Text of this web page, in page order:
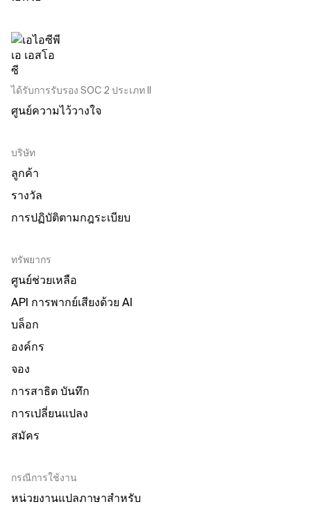
ได้รับการรับรอง SOC 2 ประเภท II
ศูนย์ความไว้วางใจ
บริษัท
ลูกค้า
รางวัล
การปฏิบัติตามกฎระเบียบ
ทรัพยากร
ศูนย์ช่วยเหลือ
API การพากย์เสียงด้วย AI
บล็อก
องค์กร
จอง
การสาธิต บันทึก
การเปลี่ยนแปลง
สมัคร
กรณีการใช้งาน
หน่วยงานแปลภาษาสำหรับ